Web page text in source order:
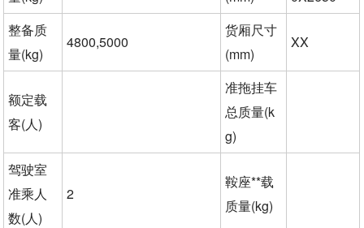
整备质
量(kg)
4800,5000
货厢尺寸
(mm)
XX
额定载
客(人)
准拖挂车
总质量(k
g)
驾驶室
准乘人
数(人)
2
鞍座**载
质量(kg)